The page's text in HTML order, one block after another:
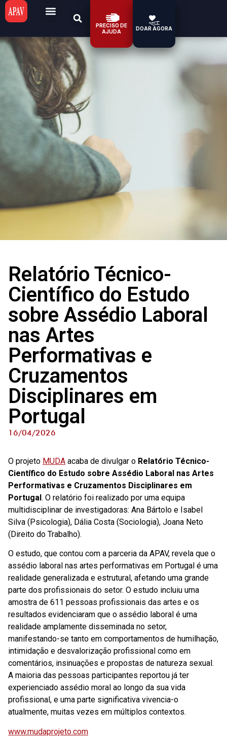
PRECISO DE
AJUDA
DOAR AGORA
Relatório Técnico-
Científico do Estudo
sobre Assédio Laboral
nas Artes
Performativas e
Cruzamentos
Disciplinares em
Portugal
16/04/2026
O projeto MUDA acaba de divulgar o Relatório Técnico-
Científico do Estudo sobre Assédio Laboral nas Artes
Performativas e Cruzamentos Disciplinares em
Portugal. O relatório foi realizado por uma equipa
multidisciplinar de investigadoras: Ana Bártolo e Isabel
Silva (Psicologia), Dália Costa (Sociologia), Joana Neto
(Direito do Trabalho).
O estudo, que contou com a parceria da APAV, revela que o
assédio laboral nas artes performativas em Portugal é uma
realidade generalizada e estrutural, afetando uma grande
parte dos profissionais do setor. O estudo incluiu uma
amostra de 611 pessoas profissionais das artes e os
resultados evidenciaram que o assédio laboral é uma
realidade amplamente disseminada no setor,
manifestando-se tanto em comportamentos de humilhação,
intimidação e desvalorização profissional como em
comentários, insinuações e propostas de natureza sexual.
A maioria das pessoas participantes reportou já ter
experienciado assédio moral ao longo da sua vida
profissional, e uma parte significativa vivencia-o
atualmente, muitas vezes em múltiplos contextos.
www.mudaprojeto.com